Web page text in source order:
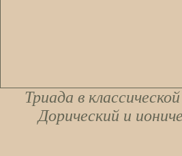
Триада в
Дорический и